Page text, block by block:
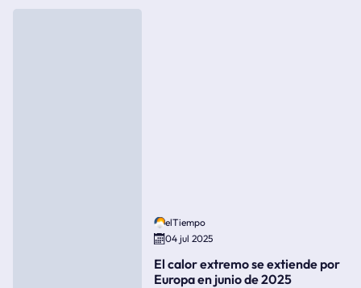
elTiempo
04 jul 2025
El calor extremo se extiende por
Europa en junio de 2025